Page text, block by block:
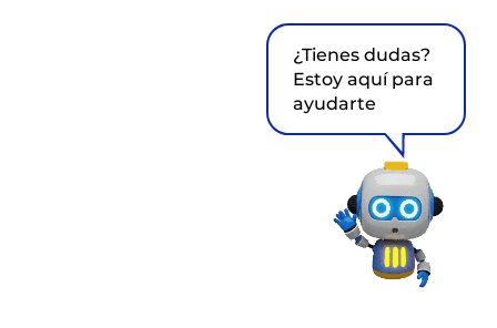
¿Tienes dudas?
Estoy aquí para
ayudarte